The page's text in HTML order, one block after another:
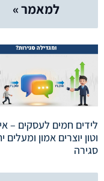
למאמר »
לידים חמים לעסקים –
וטון יוצרים אמון ומעלים
סגירה